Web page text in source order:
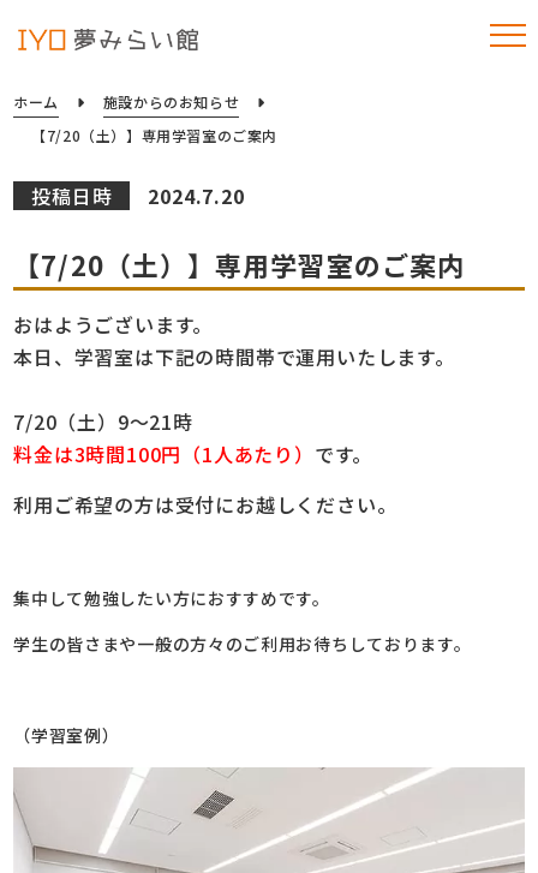
ホーム
施設からのお知らせ
【7/20（土）】専用学習室のご案内
投稿日時 2024.7.20
【7/20（土）】専用学習室のご案内
おはようございます。
本日、学習室は下記の時間帯で運用いたします。
7/20（土）9～21時
料金は3時間100円（1人あたり） です。
利用ご希望の方は受付にお越しください。
集中して勉強したい方におすすめです。
学生の皆さまや一般の方々のご利用お待ちしております。
（学習室例）